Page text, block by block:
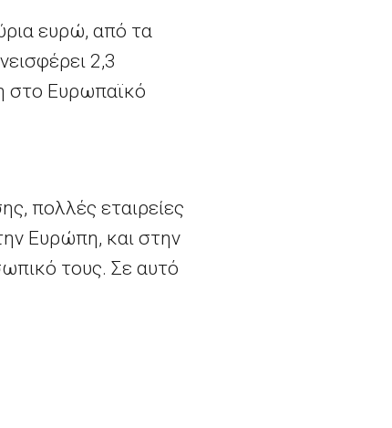
ευρώ, από τα
2,3
στο Ευρωπαϊκό
πολλές εταιρείες
Ευρώπη, και στην
τους. Σε αυτό